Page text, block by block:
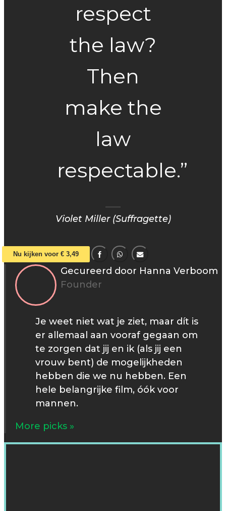
respect
the law?
Then
make the
law
respectable.”
Violet Miller (Suffragette)
Nu kijken voor € 3,49
Gecureerd door Hanna Verboom
Founder
Je weet niet wat je ziet, maar dít is
er allemaal aan vooraf gegaan om
te zorgen dat jij en ik (als jij een
vrouw bent) de mogelijkheden
hebben die we nu hebben. Een
hele belangrijke film, óók voor
mannen.
More picks